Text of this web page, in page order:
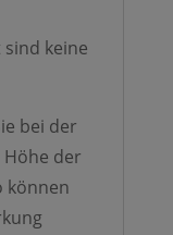
keine
bei der
der
können